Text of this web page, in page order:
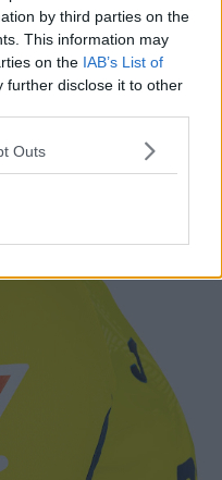
by third parties on the
This information may
on the IAB’s List of
further disclose it to other
Outs